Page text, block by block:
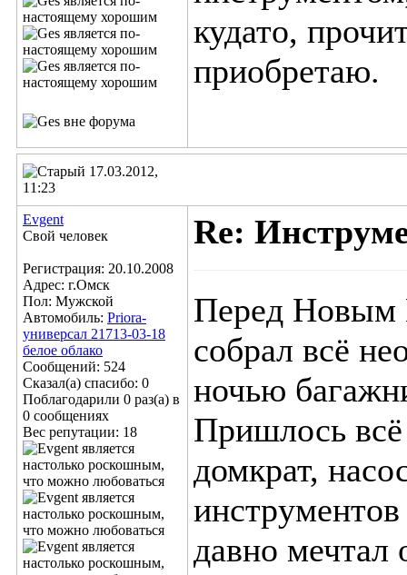
кудато,
приобретаю.
17.03.2012,
11:23
Evgent
Свой человек
Регистрация: 20.10.2008
Адрес: г.Омск
Пол: Мужской
Автомобиль: Priora-
универсал 21713-03-18
белое облако
Сообщений: 524
Сказал(а) спасибо: 0
Поблагодарили 0 раз(а) в
0 сообщениях
Вес репутации: 18
Re:
Перед Новым
собрал всё
ночью
Пришлось всё
домкрат,
давно мечтал